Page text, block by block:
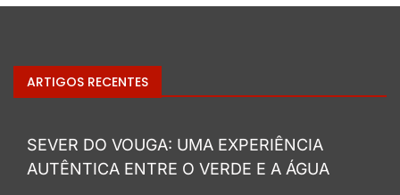
ARTIGOS RECENTES
SEVER DO VOUGA: UMA EXPERIÊNCIA
AUTÊNTICA ENTRE O VERDE E A ÁGUA